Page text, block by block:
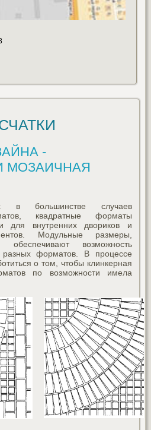
-
МОЗАИЧНАЯ
в большинстве случаев
квадратные форматы
для внутренних двориков и
Модульные размеры,
возможность
разных форматов. В процессе
о том, чтобы клинкерная
по возможности имела